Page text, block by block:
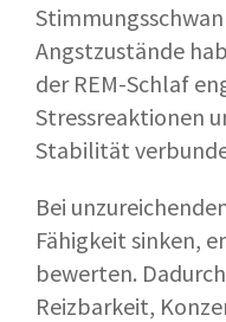
Angstzustände
der REM-Schlaf
Stressreaktionen
Stabilität
Bei
Fähigkeit sinken,
bewerten.
Reizbarkeit,